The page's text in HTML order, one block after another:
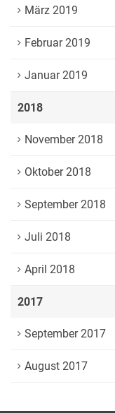
März 2019
Februar 2019
Januar 2019
2018
November 2018
Oktober 2018
September 2018
Juli 2018
April 2018
2017
September 2017
August 2017